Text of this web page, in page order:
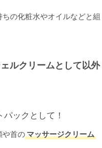
の化粧水やオイルなどと組
ルクリームとして以外
ックとして！
や首の マッサージクリーム